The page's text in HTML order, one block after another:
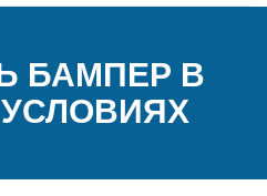
БАМПЕР В